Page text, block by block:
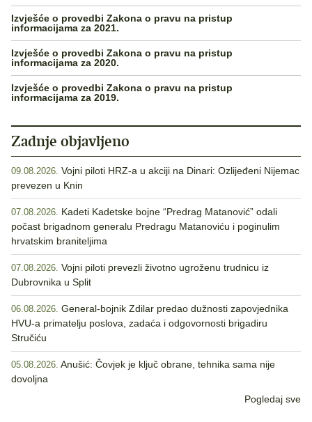
Izvješće o provedbi Zakona o pravu na pristup
informacijama za 2021.
Izvješće o provedbi Zakona o pravu na pristup
informacijama za 2020.
Izvješće o provedbi Zakona o pravu na pristup
informacijama za 2019.
Zadnje objavljeno
09.08.2026. Vojni piloti HRZ-a u akciji na Dinari: Ozlijeđeni Nijemac
prevezen u Knin
07.08.2026. Kadeti Kadetske bojne “Predrag Matanović” odali
počast brigadnom generalu Predragu Matanoviću i poginulim
hrvatskim braniteljima
07.08.2026. Vojni piloti prevezli životno ugroženu trudnicu iz
Dubrovnika u Split
06.08.2026. General-bojnik Zdilar predao dužnosti zapovjednika
HVU-a primatelju poslova, zadaća i odgovornosti brigadiru
Stručiću
05.08.2026. Anušić: Čovjek je ključ obrane, tehnika sama nije
dovoljna
Pogledaj sve